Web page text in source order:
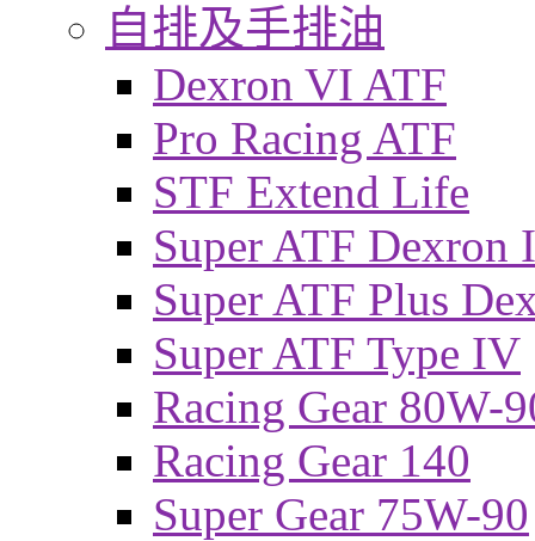
自排及手排油
Dexron VI ATF
Pro Racing ATF
STF Extend Life
Super ATF Dexron
Super ATF Plus
Super ATF Type IV
Racing Gear 80W-
Racing Gear 140
Super Gear 75W-90